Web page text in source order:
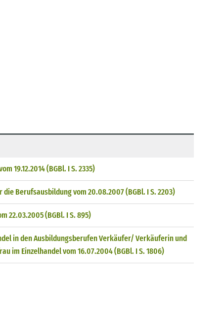
19.12.2014 (BGBl. I S. 2335)
Berufsausbildung vom 20.08.2007 (BGBl. I S. 2203)
22.03.2005 (BGBl. I S. 895)
in den Ausbildungsberufen Verkäufer/ Verkäuferin und
im Einzelhandel vom 16.07.2004 (BGBl. I S. 1806)